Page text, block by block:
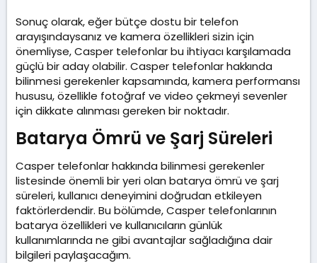
Sonuç olarak, eğer bütçe dostu bir telefon
arayışındaysanız ve kamera özellikleri sizin için
önemliyse, Casper telefonlar bu ihtiyacı karşılamada
güçlü bir aday olabilir. Casper telefonlar hakkında
bilinmesi gerekenler kapsamında, kamera performansı
hususu, özellikle fotoğraf ve video çekmeyi sevenler
için dikkate alınması gereken bir noktadır.
Batarya Ömrü ve Şarj Süreleri​
Casper telefonlar hakkında bilinmesi gerekenler
listesinde önemli bir yeri olan batarya ömrü ve şarj
süreleri, kullanıcı deneyimini doğrudan etkileyen
faktörlerdendir. Bu bölümde, Casper telefonlarının
batarya özellikleri ve kullanıcıların günlük
kullanımlarında ne gibi avantajlar sağladığına dair
bilgileri paylaşacağım.